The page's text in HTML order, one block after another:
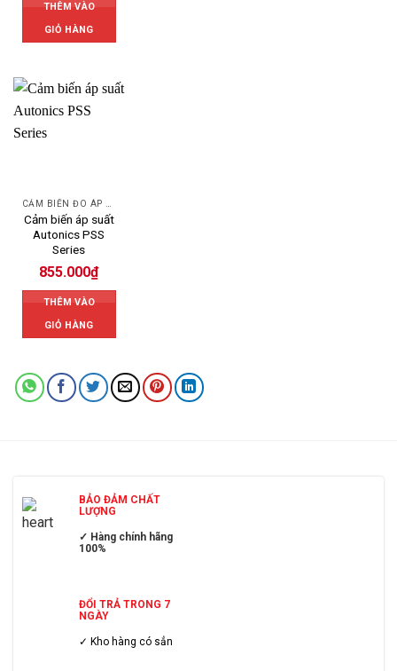
THÊM VÀO
GIỎ HÀNG
Cảm biến áp suất
Autonics PSS
Series
855.000₫
THÊM VÀO
GIỎ HÀNG
BẢO ĐẢM CHẤT
LƯỢNG
✓ Hàng chính hãng
100%
ĐỔI TRẢ TRONG 7
NGÀY
✓ Kho hàng có sẳn